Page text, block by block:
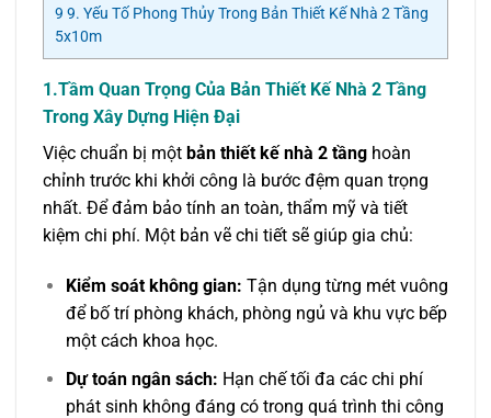
9 9. Yếu Tố Phong Thủy Trong Bản Thiết Kế Nhà 2 Tầng
5x10m
1.Tầm Quan Trọng Của Bản Thiết Kế Nhà 2 Tầng
Trong Xây Dựng Hiện Đại
Việc chuẩn bị một bản thiết kế nhà 2 tầng hoàn
chỉnh trước khi khởi công là bước đệm quan trọng
nhất. Để đảm bảo tính an toàn, thẩm mỹ và tiết
kiệm chi phí. Một bản vẽ chi tiết sẽ giúp gia chủ:
Kiểm soát không gian: Tận dụng từng mét vuông
để bố trí phòng khách, phòng ngủ và khu vực bếp
một cách khoa học.
Dự toán ngân sách: Hạn chế tối đa các chi phí
phát sinh không đáng có trong quá trình thi công